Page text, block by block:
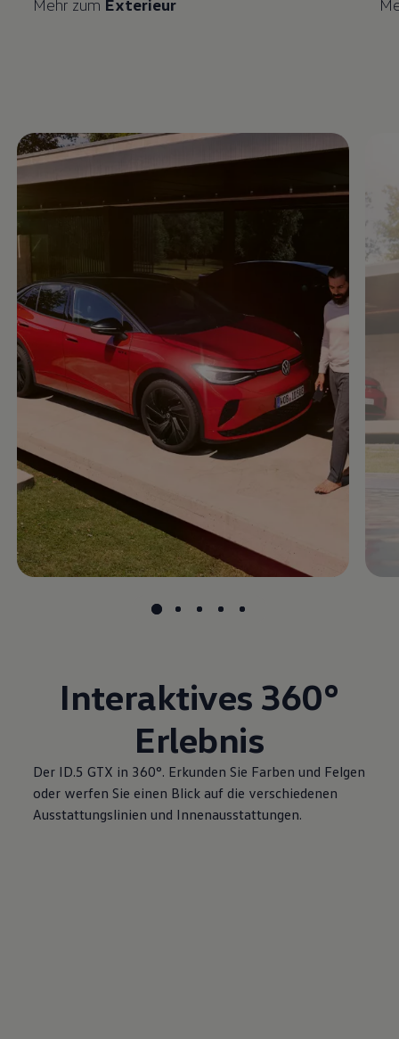
Mehr zum Exterieur
Enable fullscreen mode
Interaktives 360°
Erlebnis
Der ID.5 GTX in 360°. Erkunden Sie Farben und Felgen
oder werfen Sie einen Blick auf die verschiedenen
Ausstattungslinien und Innenausstattungen.